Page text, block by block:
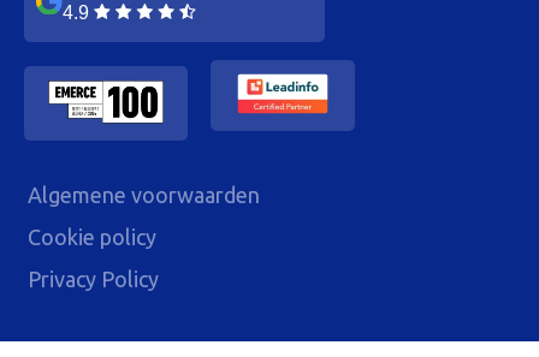
4.9
Algemene voorwaarden
Cookie policy
Privacy Policy